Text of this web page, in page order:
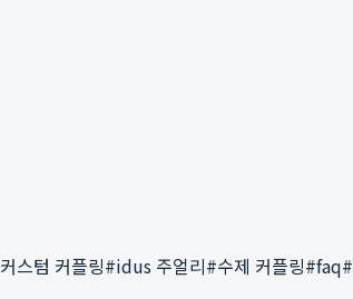
커스텀 커플링#idus 주얼리#수제 커플링#faq#